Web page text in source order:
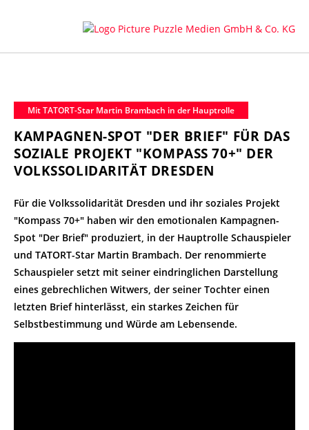
Mit TATORT-Star Martin Brambach in der Hauptrolle
KAMPAGNEN-SPOT "DER BRIEF" FÜR DAS
SOZIALE PROJEKT "KOMPASS 70+" DER
VOLKSSOLIDARITÄT DRESDEN
Für die Volkssolidarität Dresden und ihr soziales Projekt
"Kompass 70+" haben wir den emotionalen Kampagnen-
Spot "Der Brief" produziert, in der Hauptrolle Schauspieler
und TATORT-Star Martin Brambach. Der renommierte
Schauspieler setzt mit seiner eindringlichen Darstellung
eines gebrechlichen Witwers, der seiner Tochter einen
letzten Brief hinterlässt, ein starkes Zeichen für
Selbstbestimmung und Würde am Lebensende.